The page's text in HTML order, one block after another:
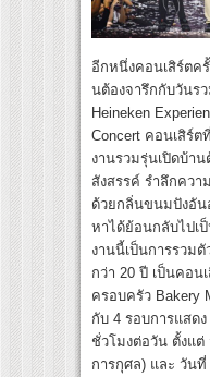
อีกหนึ่งคอนเสิร์ตครั้
นต้องจารึกกับวันร
Heineken
Concert คอนเสิร์
งานรวมรุ่นเปิดบ้า
สังสรรค์ รำลึกควา
ด้วยกลิ่นขนมปังอัน
หาได้ย้อนกลับไปเ
งานนี้เป็นการรวม
กว่า 20 ปี เป็นคอ
ครอบครัว Bakery
กับ 4 รอบการแสด
ชั่วโมงต่อวัน ตั้งแ
การกุศล) และ วัน